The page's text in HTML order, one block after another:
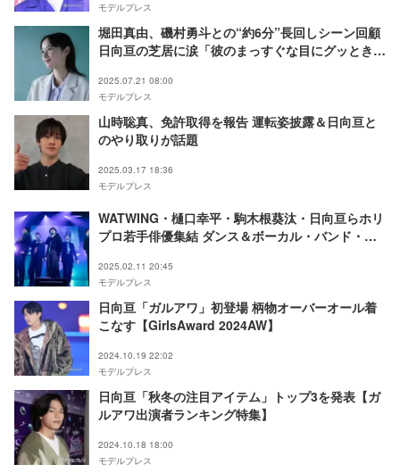
モデルプレス
堀田真由、磯村勇斗との“約6分”長回しシーン回顧
日向亘の芝居に涙「彼のまっすぐな目にグッとき
2025.07.21 08:00
モデルプレス
山時聡真、免許取得を報告 運転姿披露＆日向亘と
のやり取りが話題
2025.03.17 18:36
モデルプレス
WATWING・樋口幸平・駒木根葵汰・日向亘らホリ
プロ若手俳優集結 ダンス＆ボーカル・バンド・オ
episode 4～】
2025.02.11 20:45
モデルプレス
日向亘「ガルアワ」初登場 柄物オーバーオール着
こなす【GirlsAward 2024AW】
2024.10.19 22:02
モデルプレス
日向亘「秋冬の注目アイテム」トップ3を発表【ガ
ルアワ出演者ランキング特集】
2024.10.18 18:00
モデルプレス